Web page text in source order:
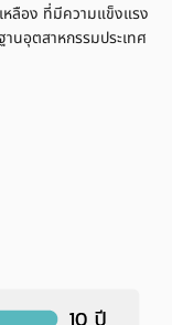
ลือง ที่มีความแข็งแรง
นอุตสาหกรรมประเทศ